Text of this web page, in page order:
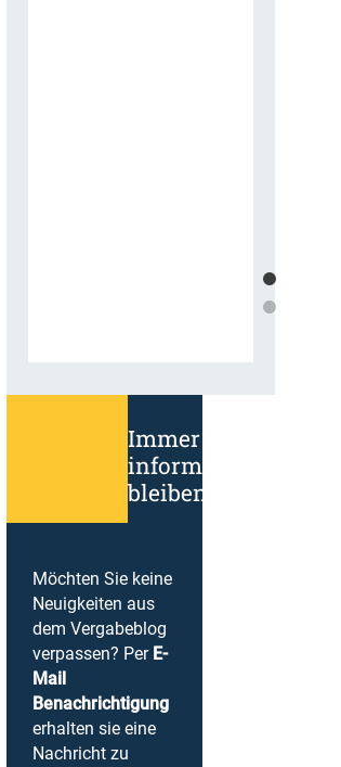
Immer
informiert
bleiben!
Möchten Sie keine
Neuigkeiten aus
dem Vergabeblog
verpassen? Per E-
Mail
Benachrichtigung
erhalten sie eine
Nachricht zu